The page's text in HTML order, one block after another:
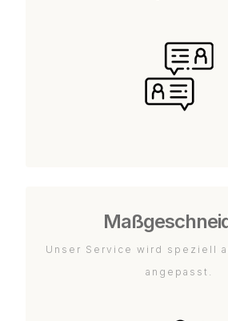
Unser Service wird speziell
angepasst.